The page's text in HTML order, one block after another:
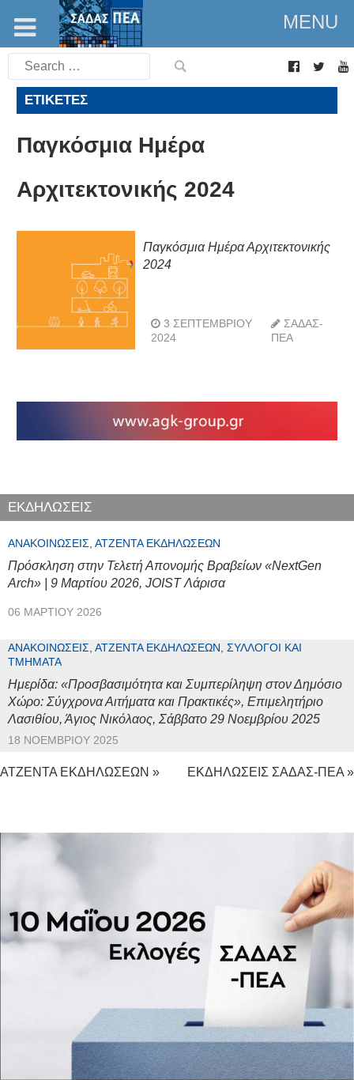
MENU
Search
for:
ΕΤΙΚΈΤΕΣ
Παγκόσμια Ημέρα
Αρχιτεκτονικής 2024
Παγκόσμια Ημέρα Αρχιτεκτονικής
2024
3 ΣΕΠΤΕΜΒΡΊΟΥ
2024
ΣΑΔΑΣ-
ΠΕΑ
ΕΚΔΗΛΩΣΕΙΣ
ΑΝΑΚΟΙΝΏΣΕΙΣ, ΑΤΖΈΝΤΑ ΕΚΔΗΛΏΣΕΩΝ
Πρόσκληση στην Τελετή Απονομής Βραβείων «NextGen
Arch» | 9 Μαρτίου 2026, JOIST Λάρισα
06 ΜΑΡΤΊΟΥ 2026
ΑΝΑΚΟΙΝΏΣΕΙΣ, ΑΤΖΈΝΤΑ ΕΚΔΗΛΏΣΕΩΝ, ΣΎΛΛΟΓΟΙ ΚΑΙ
ΤΜΉΜΑΤΑ
Ημερίδα: «Προσβασιμότητα και Συμπερίληψη στον Δημόσιο
Χώρο: Σύγχρονα Αιτήματα και Πρακτικές», Επιμελητήριο
Λασιθίου, Άγιος Νικόλαος, Σάββατο 29 Νοεμβρίου 2025
18 ΝΟΕΜΒΡΊΟΥ 2025
ΑΤΖΕΝΤΑ ΕΚΔΗΛΩΣΕΩΝ » ΕΚΔΗΛΩΣΕΙΣ ΣΑΔΑΣ-ΠΕΑ »